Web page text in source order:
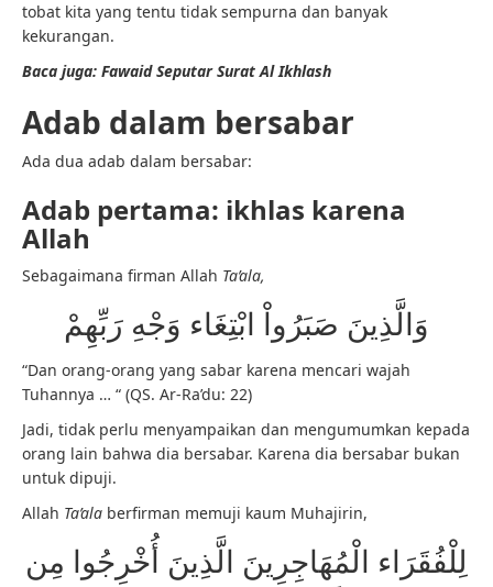
tobat kita yang tentu tidak sempurna dan banyak
kekurangan.
Baca juga: Fawaid Seputar Surat Al Ikhlash
Adab dalam bersabar
Ada dua adab dalam bersabar:
Adab pertama: ikhlas karena
Allah
Sebagaimana firman Allah Ta’ala,
وَالَّذِينَ صَبَرُواْ ابْتِغَاء وَجْهِ رَبِّهِمْ
“Dan orang-orang yang sabar karena mencari wajah
Tuhannya … “ (QS. Ar-Ra’du: 22)
Jadi, tidak perlu menyampaikan dan mengumumkan kepada
orang lain bahwa dia bersabar. Karena dia bersabar bukan
untuk dipuji.
Allah Ta’ala berfirman memuji kaum Muhajirin,
لِلْفُقَرَاء الْمُهَاجِرِينَ الَّذِينَ أُخْرِجُوا مِن